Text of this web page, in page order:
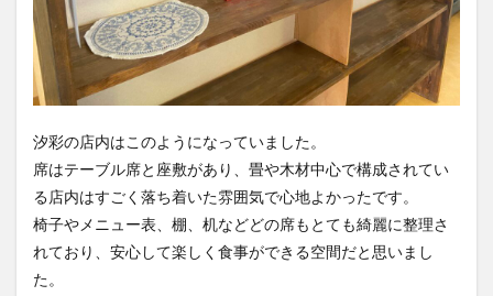
汐彩の店内はこのようになっていました。
席はテーブル席と座敷があり、畳や木材中心で構成されてい
る店内はすごく落ち着いた雰囲気で心地よかったです。
椅子やメニュー表、棚、机などどの席もとても綺麗に整理さ
れており、安心して楽しく食事ができる空間だと思いまし
た。